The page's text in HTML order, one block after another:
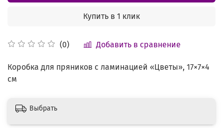
(0) Добавить в сравнение
Купить в 1 клик
Коробка для пряников с ламинацией «Цветы», 17×7×4
см
Выбрать